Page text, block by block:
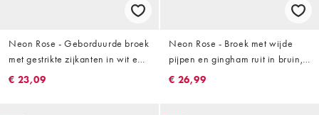
Neon Rose - Geborduurde broek
met gestrikte zijkanten in wit en
blauw, deel van co-ord set
€ 23,09
Neon Rose - Broek met wijde
pijpen en gingham ruit in bruin,
deel van co-ord set
€ 26,99